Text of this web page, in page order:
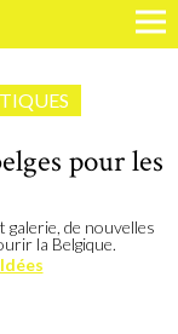
pour les
de nouvelles
la Belgique.